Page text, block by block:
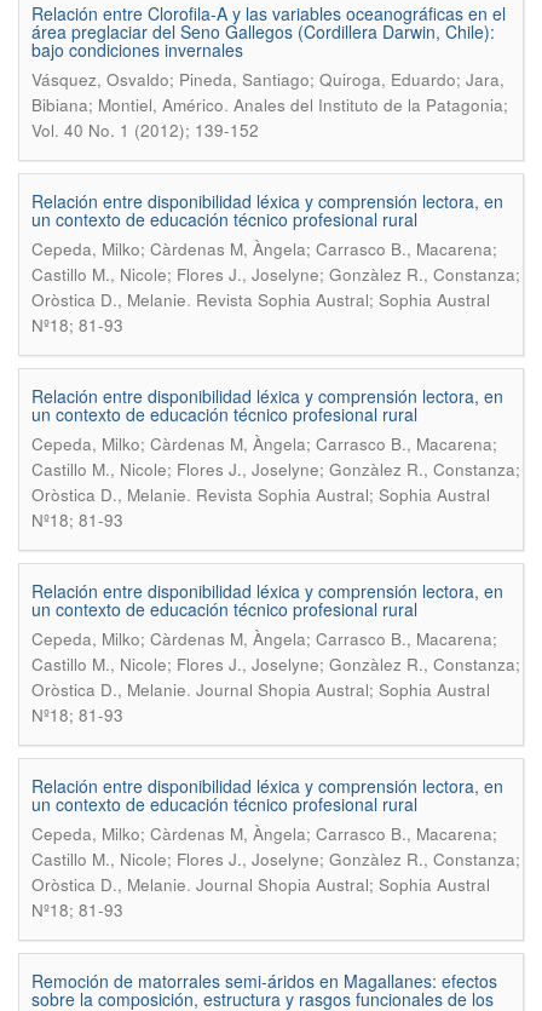
Relación entre Clorofila-A y las variables oceanográficas en el
área preglaciar del Seno Gallegos (Cordillera Darwin, Chile):
bajo condiciones invernales
Vásquez, Osvaldo; Pineda, Santiago; Quiroga, Eduardo; Jara,
Bibiana; Montiel, Américo. Anales del Instituto de la Patagonia;
Vol. 40 No. 1 (2012); 139-152
Relación entre disponibilidad léxica y comprensión lectora, en
un contexto de educación técnico profesional rural
Cepeda, Milko; Càrdenas M, Àngela; Carrasco B., Macarena;
Castillo M., Nicole; Flores J., Joselyne; Gonzàlez R., Constanza;
Oròstica D., Melanie. Revista Sophia Austral; Sophia Austral
Nº18; 81-93
Relación entre disponibilidad léxica y comprensión lectora, en
un contexto de educación técnico profesional rural
Cepeda, Milko; Càrdenas M, Àngela; Carrasco B., Macarena;
Castillo M., Nicole; Flores J., Joselyne; Gonzàlez R., Constanza;
Oròstica D., Melanie. Revista Sophia Austral; Sophia Austral
Nº18; 81-93
Relación entre disponibilidad léxica y comprensión lectora, en
un contexto de educación técnico profesional rural
Cepeda, Milko; Càrdenas M, Àngela; Carrasco B., Macarena;
Castillo M., Nicole; Flores J., Joselyne; Gonzàlez R., Constanza;
Oròstica D., Melanie. Journal Shopia Austral; Sophia Austral
Nº18; 81-93
Relación entre disponibilidad léxica y comprensión lectora, en
un contexto de educación técnico profesional rural
Cepeda, Milko; Càrdenas M, Àngela; Carrasco B., Macarena;
Castillo M., Nicole; Flores J., Joselyne; Gonzàlez R., Constanza;
Oròstica D., Melanie. Journal Shopia Austral; Sophia Austral
Nº18; 81-93
Remoción de matorrales semi-áridos en Magallanes: efectos
sobre la composición, estructura y rasgos funcionales de los